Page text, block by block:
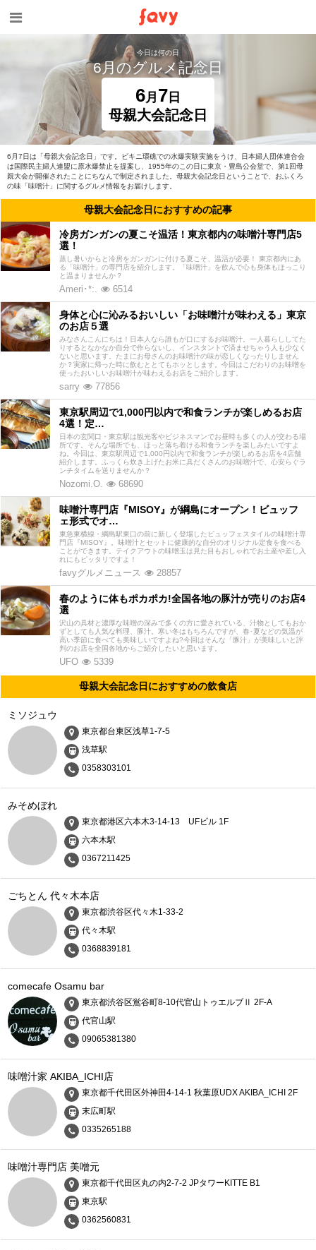
今日は何の日
6月のグルメ記念日
6月 7 日
母親大会記念日
6月7日は「母親大会記念日」です。ビキニ環礁での水爆実験実施をうけ、日本婦人団体連合会
は国際民主婦人連盟に原水爆禁止を提案し、1955年のこの日に東京・豊島公会堂で、第1回母
親大会が開催されたことにちなんで制定されました。母親大会記念日ということで、おふくろ
の味「味噌汁」に関するグルメ情報をお届けします。
母親大会記念日におすすめの記事
冷房ガンガンの夏こそ温活！東京都内の味噌汁専門店5
選！
蒸し暑いからと冷房をガンガンに付ける夏こそ、温活が必要！ 東京都内にあ
る「味噌汁」の専門店を紹介します。「味噌汁」を飲んで心も身体もほっこり
と温まりませんか？
Ameri･*:. 6514
身体と心に沁みるおいしい「お味噌汁が味わえる」東京
のお店５選
みなさんこんにちは！日本人なら誰もが口にするお味噌汁。一人暮らししてた
りするとなかなか自分で作らないし、インスタントで済ませちゃう人も少なく
ないと思います。たまにお母さんのお味噌汁の味が恋しくなったりしません
か？実家に帰った時に飲むととてもホッとします。今回はこだわりのお味噌を
使ったおいしいお味噌汁が味わえるお店をご紹介します。
sarry 77856
東京駅周辺で1,000円以内で和食ランチが楽しめるお店
4選！定…
日本の玄関口・東京駅は観光客やビジネスマンでお昼時も多くの人が交わる場
所です。そんな場所でも、ほっと落ち着ける和食ランチを楽しみたいですよ
ね。今回は、東京駅周辺で1,000円以内で和食ランチが楽しめるお店を4店舗
紹介します。ふっくら炊き上げたお米に具だくさんのお味噌汁で、心安らぐラ
ンチタイムを送りませんか？
Nozomi.O. 68690
味噌汁専門店『MISOY』が綱島にオープン！ビュッフ
ェ形式でオ…
東急東横線・綱島駅東口の前に新しく登場したビュッフェスタイルの味噌汁専
門店『MISOY』。味噌汁とセットに健康的な自分のオリジナル定食を食べる
ことができます。テイクアウトの味噌玉は見た目もおしゃれでお土産や差し入
れにもピッタリですよ！
favyグルメニュース 28857
春のように体もポカポカ!全国各地の豚汁が売りのお店4
選
沢山の具材と濃厚な味噌の深みで多くの方に愛されている、汁物としてもおか
ずとしても人気な料理、豚汁。寒い冬はもちろんですが、春･夏などの気温が
高い季節に食べても美味しいですよね?今回はそんな「豚汁」が美味しいと評
判のお店を全国各地からご紹介したいと思います。
UFO 5339
母親大会記念日におすすめの飲食店
ミソジュウ
東京都台東区浅草1-7-5
浅草駅
0358303101
みそめぼれ
東京都港区六本木3-14-13 UFビル 1F
六本木駅
0367211425
ごちとん 代々木本店
東京都渋谷区代々木1-33-2
代々木駅
0368839181
comecafe Osamu bar
東京都渋谷区鴬谷町8-10代官山トゥエルブⅡ 2F-A
代官山駅
09065381380
味噌汁家 AKIBA_ICHI店
東京都千代田区外神田4-14-1 秋葉原UDX AKIBA_ICHI 2F
末広町駅
0335265188
味噌汁専門店 美噌元
東京都千代田区丸の内2-7-2 JPタワーKITTE B1
東京駅
0362560831